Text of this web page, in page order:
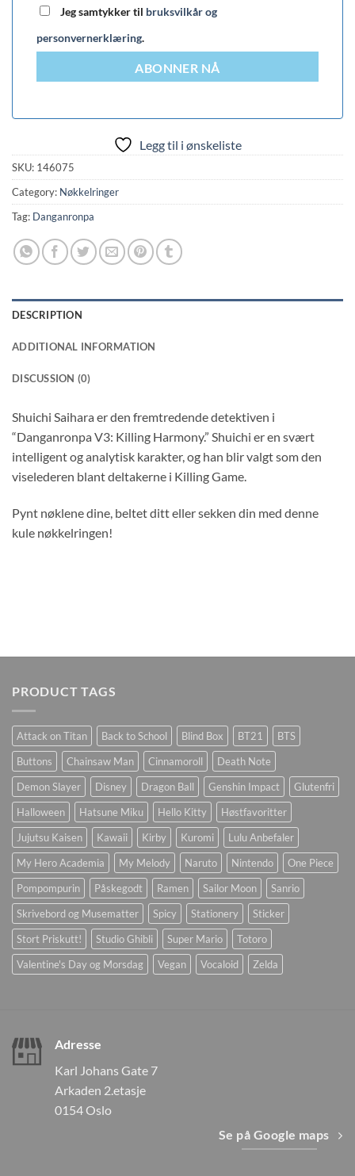
Jeg samtykker til bruksvilkår og
personvernerklæring.
ABONNER NÅ
Legg til i ønskeliste
SKU: 146075
Category: Nøkkelringer
Tag: Danganronpa
DESCRIPTION
ADDITIONAL INFORMATION
DISCUSSION (0)
Shuichi Saihara er den fremtredende detektiven i
“Danganronpa V3: Killing Harmony.” Shuichi er en svært
intelligent og analytisk karakter, og han blir valgt som den
viselederen blant deltakerne i Killing Game.
Pynt nøklene dine, beltet ditt eller sekken din med denne
kule nøkkelringen!
PRODUCT TAGS
Attack on Titan Back to School Blind Box BT21
BTS
Buttons
Chainsaw Man Cinnamoroll
Death Note
Demon Slayer
Disney Dragon Ball Genshin Impact
Glutenfri
Halloween
Hatsune Miku Hello Kitty
Høstfavoritter
Jujutsu Kaisen
Kawaii Kirby Kuromi
Lulu Anbefaler
My Hero Academia
My Melody Naruto Nintendo
One Piece
Pompompurin
Påskegodt Ramen Sailor Moon
Sanrio
Skrivebord og Musematter
Spicy Stationery
Sticker
Stort Priskutt!
Studio Ghibli Super Mario
Totoro
Valentine's Day og Morsdag
Vegan Vocaloid Zelda
Adresse
Karl Johans Gate 7
Arkaden 2.etasje
0154 Oslo
Se på Google maps